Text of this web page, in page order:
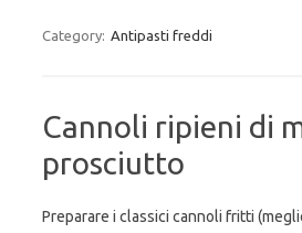
Category: Antipasti freddi
Cannoli ripieni di
prosciutto
Preparare i classici cannoli fritti